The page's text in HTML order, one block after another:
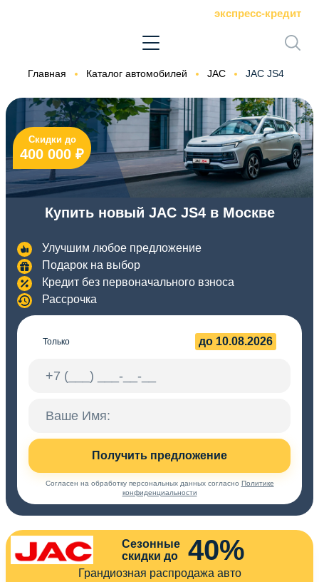
экспресс-кредит
Главная Каталог автомобилей JAC JAC JS4
Купить новый JAC JS4 в Москве
Улучшим любое предложение
Подарок на выбор
Кредит без первоначального взноса
Рассрочка
Скидки до
400 000 ₽
Только до 10.08.2026
Получить предложение
Согласен на обработку персональных данных согласно Политике
конфиденциальности
Сезонные
скидки до
40%
Грандиозная распродажа авто